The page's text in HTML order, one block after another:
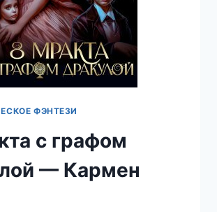
ФЭНТЕЗИ
с графом
— Кармен